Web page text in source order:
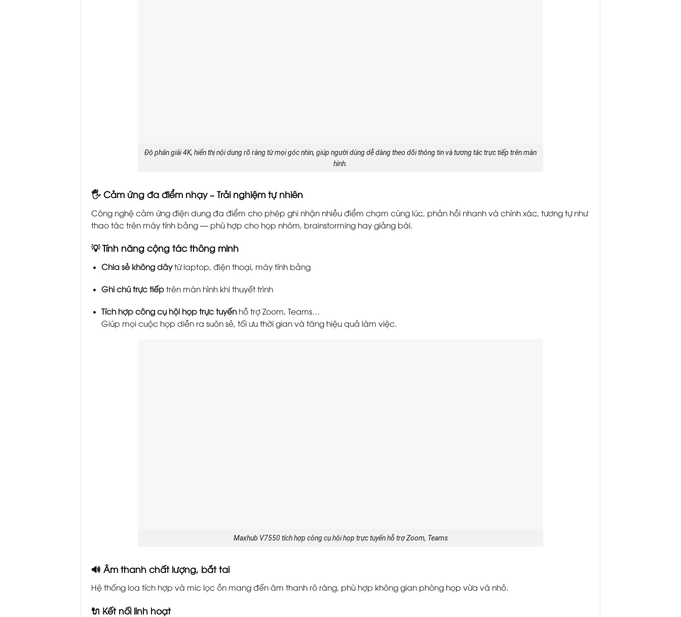
Độ phân giải 4K, hiển thị nội dung rõ ràng từ mọi góc nhìn, giúp người dùng dễ dàng theo dõi thông tin và tương tác trực tiếp trên màn
hình.
🖐️ Cảm ứng đa điểm nhạy – Trải nghiệm tự nhiên
Công nghệ cảm ứng điện dung đa điểm cho phép ghi nhận nhiều điểm chạm cùng lúc, phản hồi nhanh và chính xác, tương tự như
thao tác trên máy tính bảng — phù hợp cho họp nhóm, brainstorming hay giảng bài.
💡 Tính năng cộng tác thông minh
Chia sẻ không dâytừ laptop, điện thoại, máy tính bảng
Ghi chú trực tiếptrên màn hình khi thuyết trình
Tích hợp công cụ hội họp trực tuyến hỗ trợ Zoom, Teams…
Giúp mọi cuộc họp diễn ra suôn sẻ, tối ưu thời gian và tăng hiệu quả làm việc.
Maxhub V7550 tích hợp công cụ hội họp trực tuyến hỗ trợ Zoom, Teams
🔊 Âm thanh chất lượng, bắt tai
Hệ thống loa tích hợp và mic lọc ồn mang đến âm thanh rõ ràng, phù hợp không gian phòng họp vừa và nhỏ.
🔌 Kết nối linh hoạt